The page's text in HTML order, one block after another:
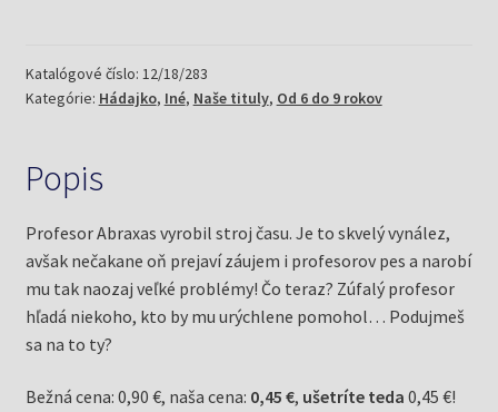
stroj
času
Katalógové číslo: 12/18/283
Kategórie: Hádajko, Iné, Naše tituly, Od 6 do 9 rokov
Popis
Profesor Abraxas vyrobil stroj času. Je to skvelý vynález,
avšak nečakane oň prejaví záujem i profesorov pes a narobí
mu tak naozaj veľké problémy! Čo teraz? Zúfalý profesor
hľadá niekoho, kto by mu urýchlene pomohol… Podujmeš
sa na to ty?
Bežná cena: 0,90 €, naša cena: 0,45 €, ušetríte teda 0,45 €!